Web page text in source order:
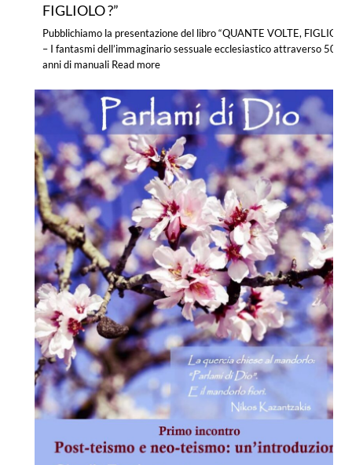
FIGLIOLO ?”
Pubblichiamo la presentazione del libro “QUANTE VOLTE, FIGLIOLO
– I fantasmi dell’immaginario sessuale ecclesiastico attraverso 500
anni di manuali Read more